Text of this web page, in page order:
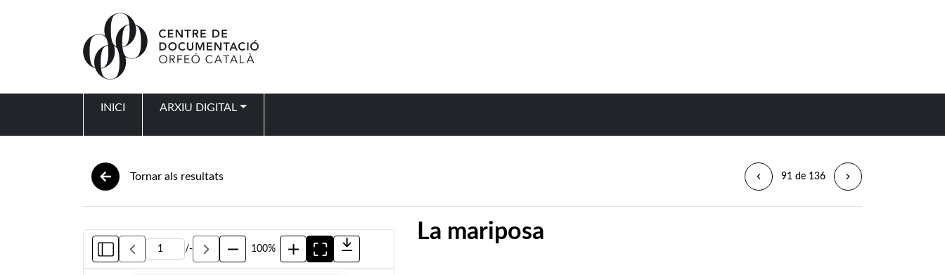
INICI ARXIU DIGITAL
Tornar als resultats 91 de 136
/- 100%
La mariposa